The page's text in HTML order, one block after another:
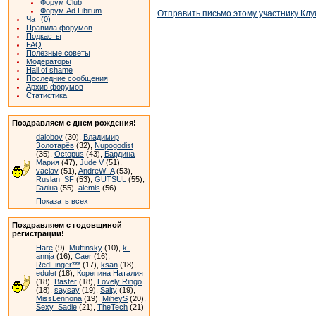
Форум Club
Форум Ad Libitum
Чат (0)
Правила форумов
Подкасты
FAQ
Полезные советы
Модераторы
Hall of shame
Последние сообщения
Архив форумов
Статистика
Поздравляем с днем рождения!
dalobov (30), Владимир
Золотарёв (32), Nupogodist
(35), Octopus (43), Бардина
Мария (47), Jude V(51),
vaclav (51), AndreW_A(53),
Ruslan_SF (53), GUTSUL (55),
Галіна (55), alemis (56)
Показать всех
Поздравляем с годовщиной
регистрации!
Hare (9), Muftinsky (10), k-
annja (16), Caer (16),
RedFinger*** (17), ksan (18),
edulet (18), Корепина Наталия
(18), Baster (18), Lovely Ringo
(18), saysay (19), Salty (19),
MissLennona (19), MiheyS (20),
Sexy_Sadie (21), TheTech (21)
Отправить письмо этому участнику